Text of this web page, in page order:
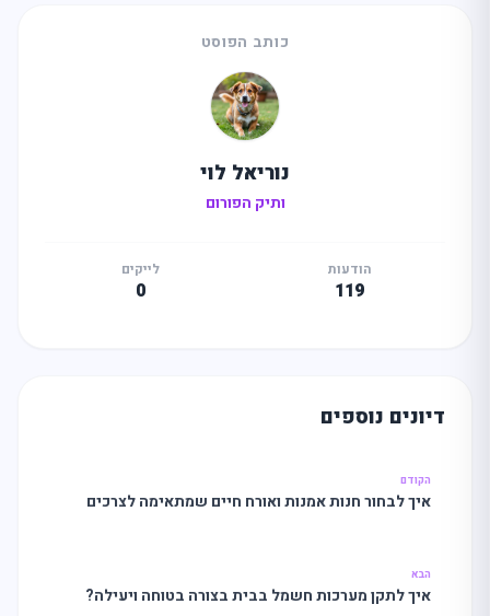
כותב הפוסט
נוריאל לוי
ותיק הפורום
הודעות
119
לייקים
0
דיונים נוספים
הקודם
איך לבחור חנות אמנות ואורח חיים שמתאימה לצרכים
הבא
איך לתקן מערכות חשמל בבית בצורה בטוחה ויעילה?